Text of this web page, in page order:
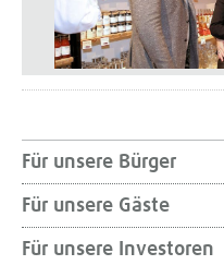
Für unsere Bürger
Für unsere Gäste
Für unsere Investoren